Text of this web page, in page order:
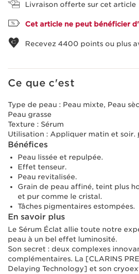
Livraison offerte sur cet article
Cet article ne peut bénéficier
Recevez 4400 points ou plus
Ce que c'est
Type de peau : Peau mixte, Peau
Peau grasse
Texture : Sérum
Utilisation : Appliquer matin et soir.
Bénéfices
Peau lissée et repulpée.
Effet tenseur.
Peau revitalisée.
Grain de peau affiné, teint plus
et pur comme le cristal.
Tâches pigmentaires estompées.
En savoir plus
Le Sérum Éclat allie toute notre
peau à un bel effet luminosité.
Son secret : deux complexes
complémentaires. La [CLARINS
Delaying Technology] et son